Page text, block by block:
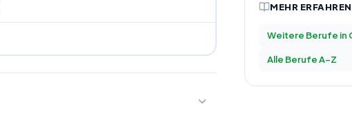
MEHR ERFAHREN
Weitere Berufe in
Alle Berufe A–Z